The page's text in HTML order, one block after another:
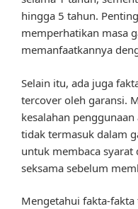
hingga 5 tahun.
memperhatikan masa
memanfaatkannya
Selain itu, ada juga
tercover oleh garansi.
kesalahan
tidak termasuk dalam
untuk membaca syarat
seksama sebelum
Mengetahui fakta-